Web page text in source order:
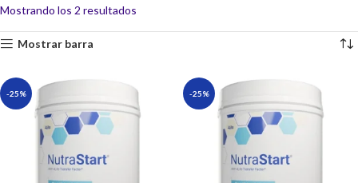
Mostrando los 2 resultados
Mostrar barra
-25% -25%